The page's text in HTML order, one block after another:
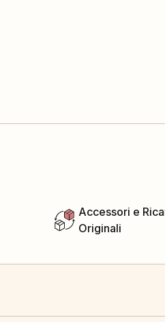
Accessori e
Originali